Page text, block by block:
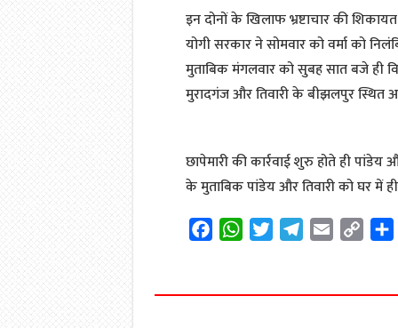
इन दोनों के खिलाफ भ्रष्टाचार की
योगी सरकार ने सोमवार को वर्मा को
मुताबिक मंगलवार को सुबह सात बजे ही
मुरादगंज और तिवारी के बीझलपुर स्थित
छापेमारी की कार्रवाई शुरु होते ही पांडेय
के मुताबिक पांडेय और तिवारी को घर में
e
W
t
t
e
i
y
r